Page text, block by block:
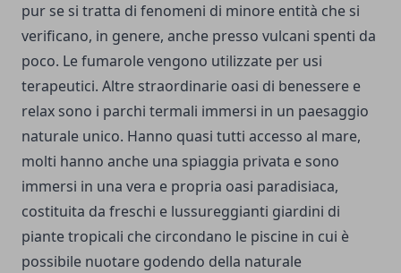
pur se si tratta di fenomeni di minore entità che si
verificano, in genere, anche presso vulcani spenti da
poco. Le fumarole vengono utilizzate per usi
terapeutici. Altre straordinarie oasi di benessere e
relax sono i parchi termali immersi in un paesaggio
naturale unico. Hanno quasi tutti accesso al mare,
molti hanno anche una spiaggia privata e sono
immersi in una vera e propria oasi paradisiaca,
costituita da freschi e lussureggianti giardini di
piante tropicali che circondano le piscine in cui è
possibile nuotare godendo della naturale